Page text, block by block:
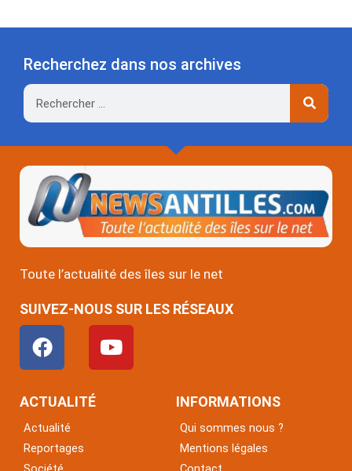
Recherchez dans nos archives
Rechercher
Toute l’actualité des îles sur le net
SUIVEZ-NOUS SUR LES RÉSEAUX
F
a
c
e
o
o
Y
o
u
ACTUALITÉ
Actualité
Reportages
INFORMATIONS
Qui sommes nous ?
Mentions légales